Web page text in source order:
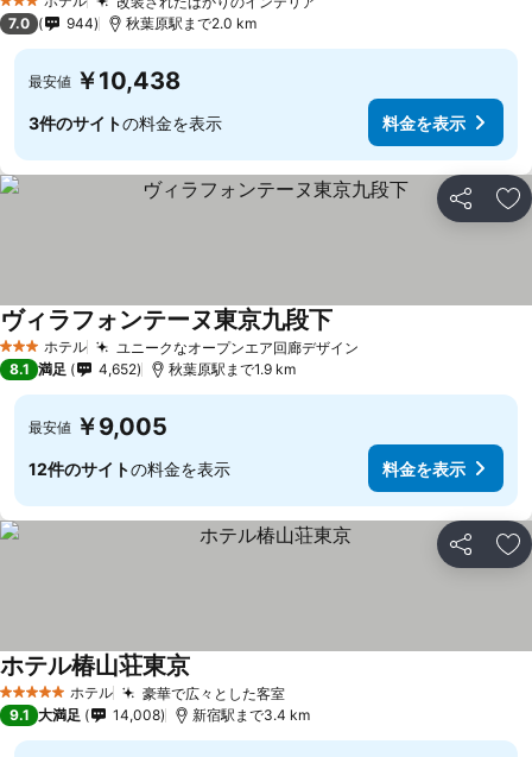
3 ホテルのランク
7.0 944 秋葉原駅まで2.0 km
最安値 ￥10,438
3件のサイトの料金を表示 料金を表示
シェア お
3 ホテルのランク
ホテル ユニークなオープンエア回廊デザイン
ヴィラフォンテーヌ東京九段下
8.1 満足 4,652 秋葉原駅まで1.9 km
最安値 ￥9,005
12件のサイトの料金を表示 料金を表示
シェア お
5 ホテルのランク
ホテル 豪華で広々とした客室
ホテル椿山荘東京
9.1 大満足 14,008 新宿駅まで3.4 km